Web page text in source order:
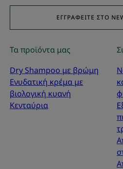
ΕΓΓΡΑΦΕΊΤΕ ΣΤΟ
Τα προϊόντα μας
Dry Shampoo με βρώμη
Ενυδατική κρέμα με
βιολογική κυανή
Κενταύρια